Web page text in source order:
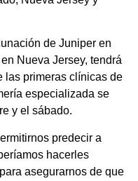
de Juniper en
Nueva Jersey, tendrá
las primeras clínicas de
especializada se
y el sábado.
predecir a
hacerles
asegurarnos de que